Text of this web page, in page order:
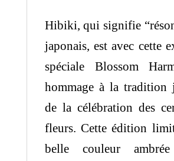
Hibiki, qui signifie
japonais, est avec cette
spéciale Blossom
hommage à la tradition
de la célébration des
fleurs. Cette édition
belle couleur